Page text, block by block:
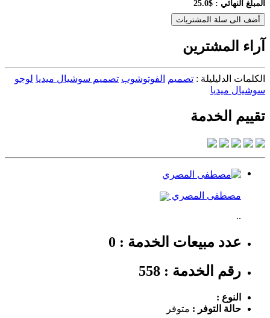
المبلغ النهائي : $25.0
أضف الى سلة المشتريات
آراء المشترين
الكلمات الدليليلة : تصميم الفوتوشوب تصميم سوشيال ميديا لوجو
سوشيال ميديا
تقييم الخدمة
مصطفى المصري
..
عدد مبيعات الخدمة : 0
رقم الخدمة : 558
النوع :
حالة التوفر : متوفر